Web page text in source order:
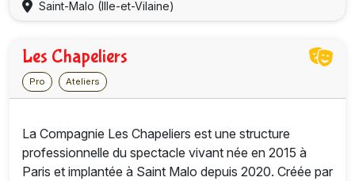
Saint-Malo (Ille-et-Vilaine)
Les Chapeliers
Pro Ateliers
La Compagnie Les Chapeliers est une structure
professionnelle du spectacle vivant née en 2015 à
Paris et implantée à Saint Malo depuis 2020. Créée par